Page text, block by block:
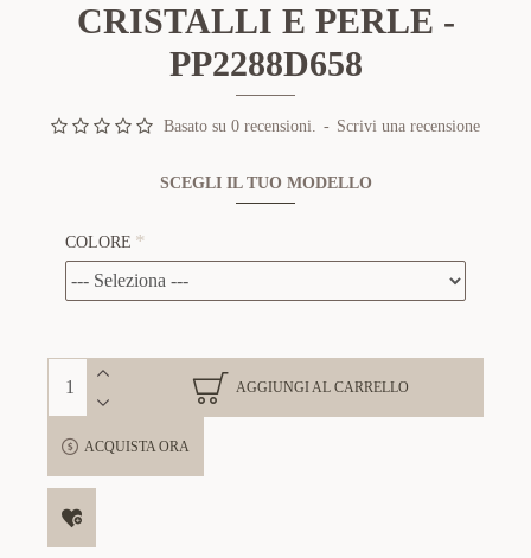
CRISTALLI E PERLE -
PP2288D658
Basato su 0 recensioni. - Scrivi una recensione
SCEGLI IL TUO MODELLO
COLORE
AGGIUNGI AL CARRELLO
ACQUISTA ORA